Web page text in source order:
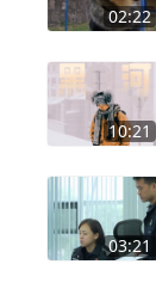
02:22
10:21
03:21